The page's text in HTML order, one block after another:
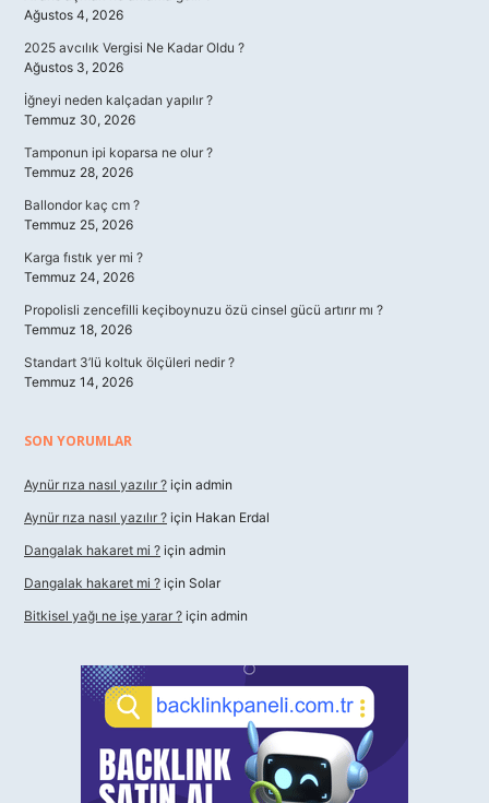
Ağustos 4, 2026
2025 avcılık Vergisi Ne Kadar Oldu ?
Ağustos 3, 2026
İğneyi neden kalçadan yapılır ?
Temmuz 30, 2026
Tamponun ipi koparsa ne olur ?
Temmuz 28, 2026
Ballondor kaç cm ?
Temmuz 25, 2026
Karga fıstık yer mi ?
Temmuz 24, 2026
Propolisli zencefilli keçiboynuzu özü cinsel gücü artırır mı ?
Temmuz 18, 2026
Standart 3’lü koltuk ölçüleri nedir ?
Temmuz 14, 2026
SON YORUMLAR
Aynür rıza nasıl yazılır ? için admin
Aynür rıza nasıl yazılır ? için Hakan Erdal
Dangalak hakaret mi ? için admin
Dangalak hakaret mi ? için Solar
Bitkisel yağı ne işe yarar ? için admin